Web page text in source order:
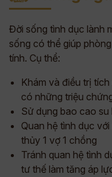
Đời sống tình dục lành
sống có thể giúp
tính. Cụ thể:
Khám và điều trị
có những triệu
Sử dụng bao cao su
Quan hệ tình dục
thủy 1 vợ 1 chồng
Tránh quan hệ tình
tư thế làm tăng áp